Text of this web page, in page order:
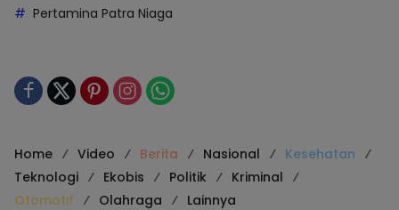
Pertamina Patra Niaga
Home Video Berita Nasional
Kesehatan
Teknologi
Ekobis Politik
Kriminal
Otomotif
Olahraga
Lainnya